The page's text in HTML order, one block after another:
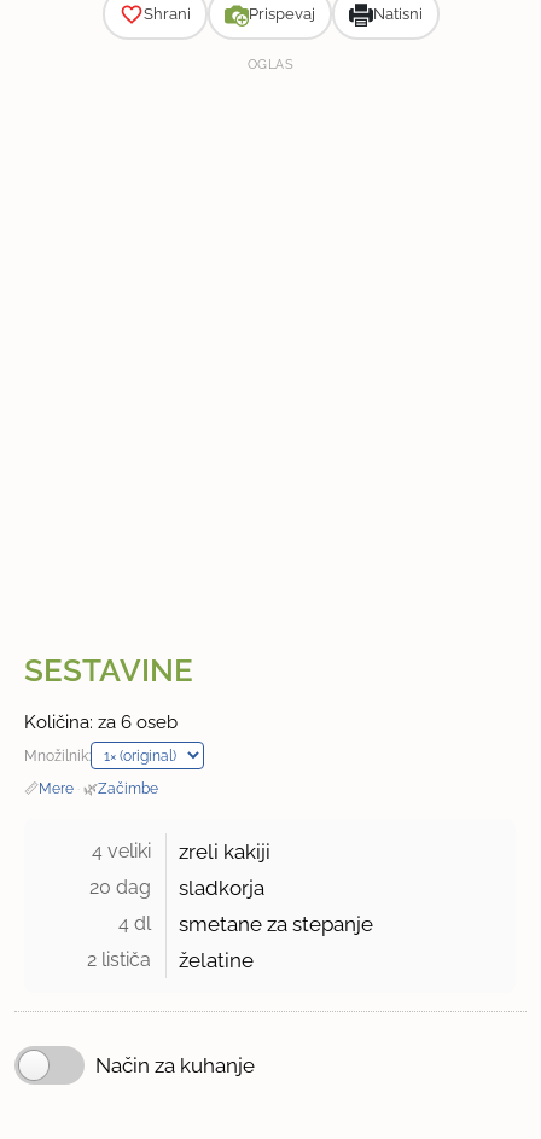
Shrani Prispevaj Natisni
OGLAS
SESTAVINE
Količina: za 6 oseb
Množilnik:
📏Mere · 🌿Začimbe
4 veliki zreli kakiji
20 dag sladkorja
4 dl smetane za stepanje
2 lističa želatine
Način za kuhanje